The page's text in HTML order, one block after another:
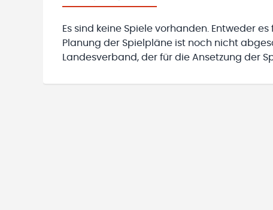
Es sind keine Spiele vorhanden. Entweder
Planung der Spielpläne ist noch nicht
Landesverband, der für die Ansetzung der